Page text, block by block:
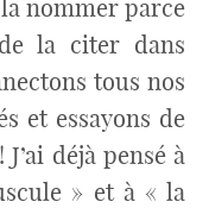
nommer parce
la citer dans
tous nos
et essayons de
déjà pensé à
» et à « la